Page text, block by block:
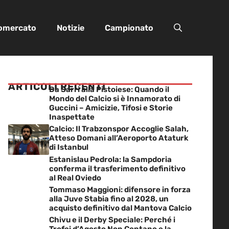
Notizie Campionato
ARTICOLI RECENTI
Da Sarri alla Pistoiese: Quando il
Mondo del Calcio si è Innamorato di
Guccini – Amicizie, Tifosi e Storie
Inaspettate
Calcio: Il Trabzonspor Accoglie Salah,
Atteso Domani all’Aeroporto Ataturk
di Istanbul
Estanislau Pedrola: la Sampdoria
conferma il trasferimento definitivo
al Real Oviedo
Tommaso Maggioni: difensore in forza
alla Juve Stabia fino al 2028, un
acquisto definitivo dal Mantova Calcio
Chivu e il Derby Speciale: Perché i